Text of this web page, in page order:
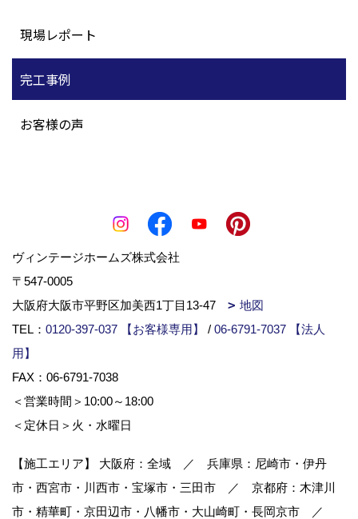
現場レポート
完工事例
お客様の声
ヴィンテージホームズ株式会社
〒547-0005
大阪府大阪市平野区加美西1丁目13-47
地図
TEL： 0120-397-037 【お客様専用】 / 06-6791-7037 【法人
用】
FAX：06-6791-7038
＜営業時間＞10:00～18:00
＜定休日＞火・水曜日
【施工エリア】 大阪府：全域 ／ 兵庫県：尼崎市・伊丹
市・西宮市・川西市・宝塚市・三田市 ／ 京都府：木津川
市・精華町・京田辺市・八幡市・大山崎町・長岡京市 ／